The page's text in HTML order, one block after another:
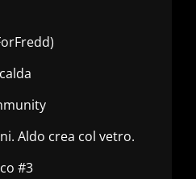
Aldo crea col vetro.
#3